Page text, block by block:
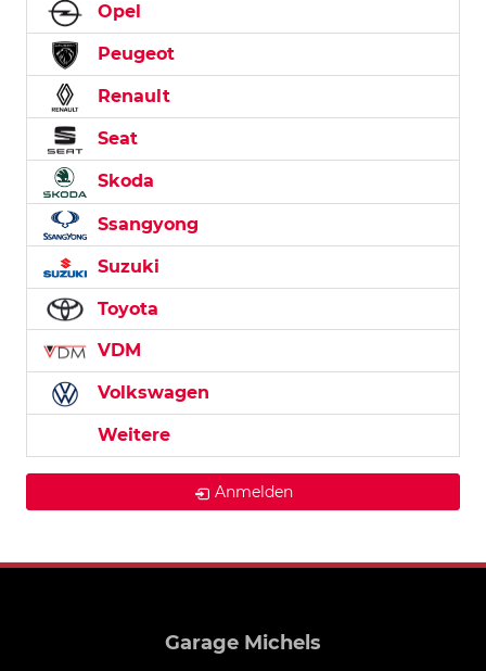
Opel
Peugeot
Renault
Seat
Skoda
Ssangyong
Suzuki
Toyota
VDM
Volkswagen
Weitere
Anmelden
Garage Michels